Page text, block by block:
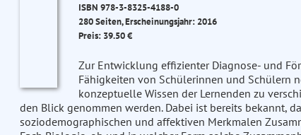
ISBN 978-3-8325-4188-0
280 Seiten, Erscheinungsjahr: 2016
Preis: 39.50 €
Zur Entwicklung effizienter Diagnose- und
Fähigkeiten von Schülerinnen und Schülern
konzeptuelle Wissen der Lernenden zu
den Blick genommen werden. Dabei ist bereits bekannt,
soziodemographischen und affektiven Merkmalen